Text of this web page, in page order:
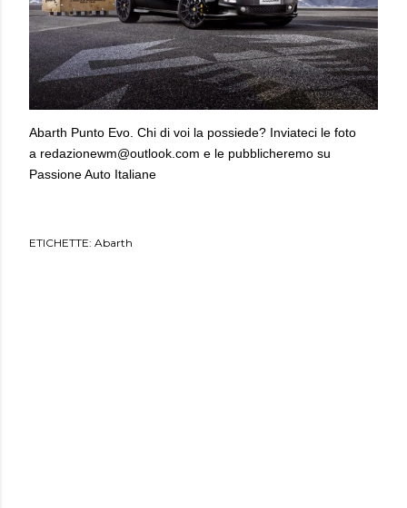
Abarth Punto Evo. Chi di voi la possiede? Inviateci le foto
a redazionewm@outlook.com e le pubblicheremo su
Passione Auto Italiane
ETICHETTE: Abarth